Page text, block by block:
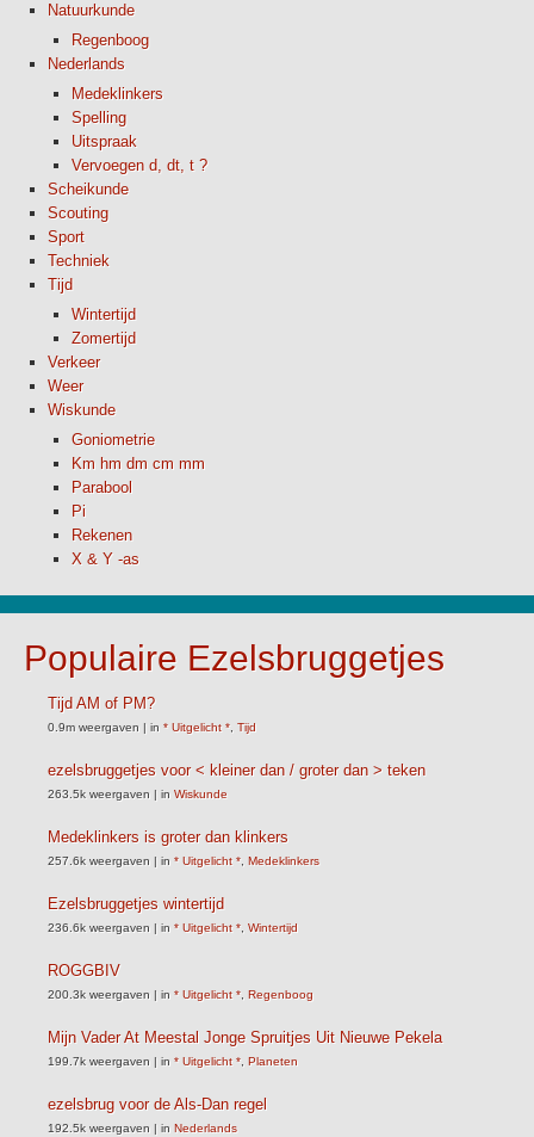
Natuurkunde
Regenboog
Nederlands
Medeklinkers
Spelling
Uitspraak
Vervoegen d, dt, t ?
Scheikunde
Scouting
Sport
Techniek
Tijd
Wintertijd
Zomertijd
Verkeer
Weer
Wiskunde
Goniometrie
Km hm dm cm mm
Parabool
Pi
Rekenen
X & Y -as
Populaire Ezelsbruggetjes
Tijd AM of PM?
0.9m weergaven | in * Uitgelicht * Tijd
ezelsbruggetjes voor < kleiner dan / groter dan > teken
263.5k weergaven | in Wiskunde
Medeklinkers is groter dan klinkers
257.6k weergaven | in * Uitgelicht * Medeklinkers
Ezelsbruggetjes wintertijd
236.6k weergaven | in * Uitgelicht * Wintertijd
ROGGBIV
200.3k weergaven | in * Uitgelicht * Regenboog
Mijn Vader At Meestal Jonge Spruitjes Uit Nieuwe Pekela
199.7k weergaven | in * Uitgelicht * Planeten
ezelsbrug voor de Als-Dan regel
192.5k weergaven | in Nederlands